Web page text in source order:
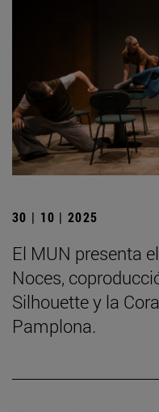
30 | 10 | 2025
El MUN presenta
Noces,
Silhouette y la
Pamplona.